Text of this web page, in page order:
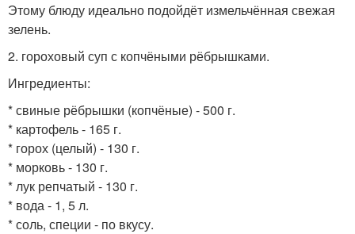
Этому блюду идеально подойдёт измельчённая свежая
зелень.
2. гороховый суп с копчёными рёбрышками.
Ингредиенты:
* свиные рёбрышки (копчёные) - 500 г.
* картофель - 165 г.
* горох (целый) - 130 г.
* морковь - 130 г.
* лук репчатый - 130 г.
* вода - 1, 5 л.
* соль, специи - по вкусу.